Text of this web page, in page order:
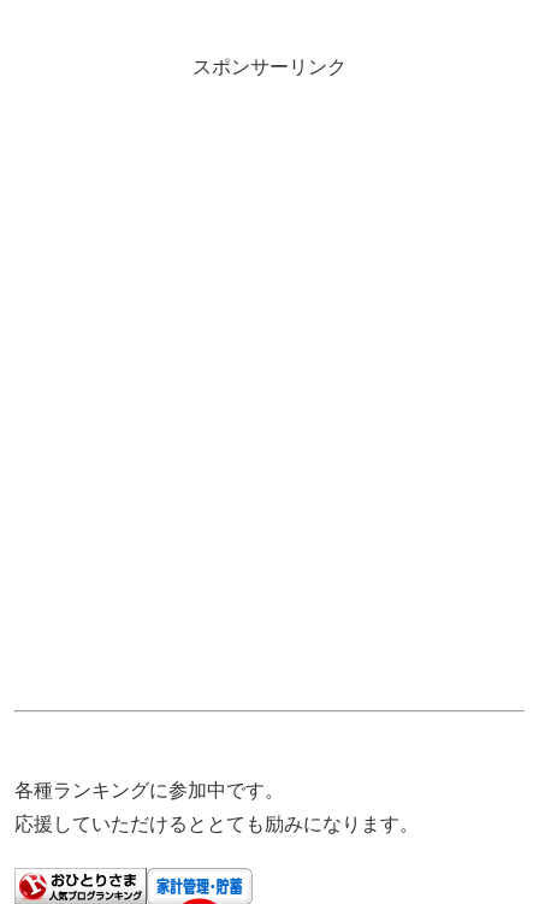
スポンサーリンク
各種ランキングに参加中です。
応援していただけるととても励みになります。